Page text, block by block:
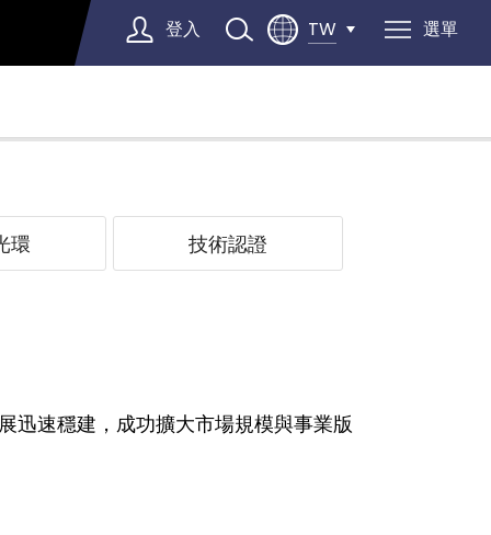
登入 TW 選單
環 技術認證
迅速穩建，成功擴大市場規模與事業版